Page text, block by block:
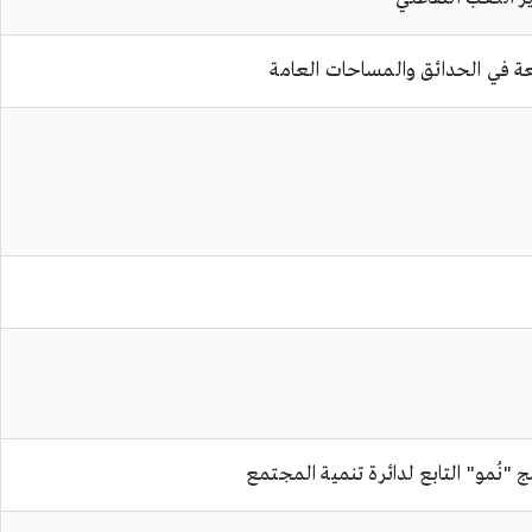
في الحدائق والمساحات العامة
التابع لدائرة تنمية المجتمع